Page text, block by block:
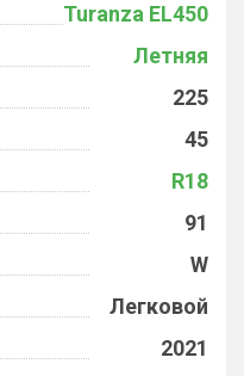
Turanza EL450
Летняя
225
45
R18
91
W
Легковой
2021